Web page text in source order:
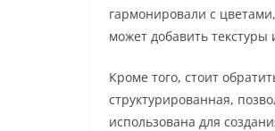
гармонировали с
может добавить
Кроме того, стоит
структурированная,
использована для